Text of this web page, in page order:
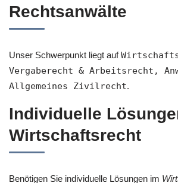
Rechtsanwälte
Unser Schwerpunkt liegt auf
Vergaberecht & Arbeitsrecht,
Allgemeines Zivilrecht.
Individuelle
Wirtschaftsrecht
Benötigen Sie individuelle Lösungen im